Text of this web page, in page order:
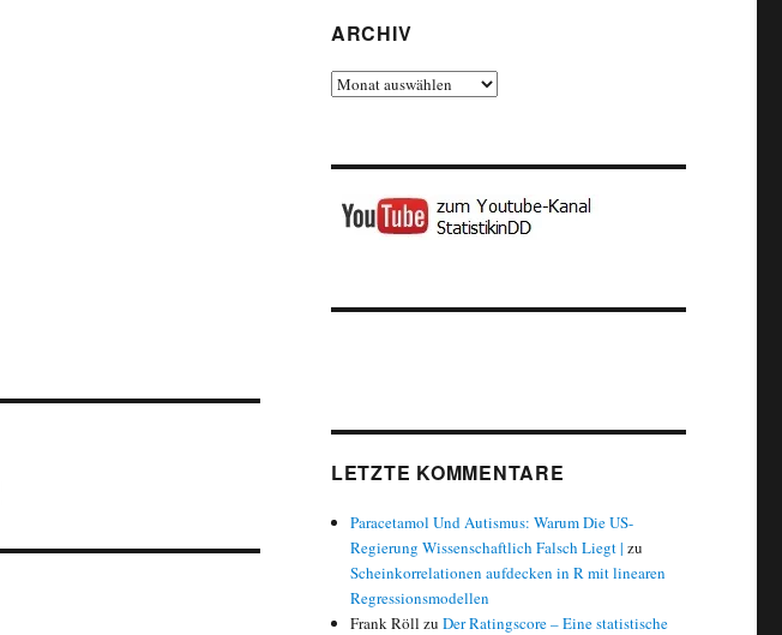
ARCHIV
Archiv
LETZTE KOMMENTARE
Paracetamol Und Autismus: Warum Die US-
Regierung Wissenschaftlich Falsch Liegt | zu
Scheinkorrelationen aufdecken in R mit linearen
Regressionsmodellen
Frank Röll zuDer Ratingscore – Eine statistische